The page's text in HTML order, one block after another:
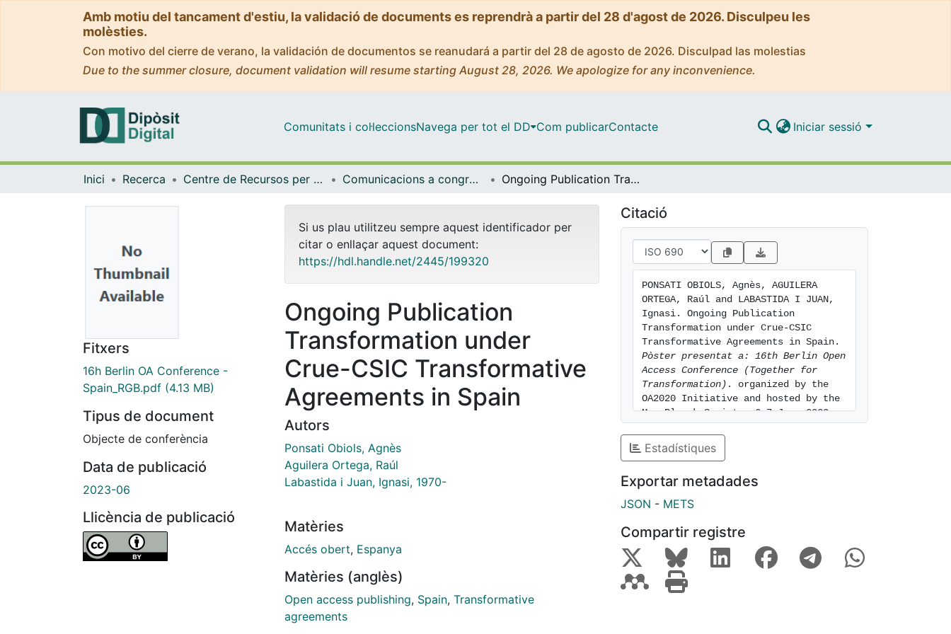
Amb motiu del tancament d'estiu, la validació de documents es reprendrà a partir del 28 d'agost de 2026. Disculpeu les
molèsties.
Con motivo del cierre de verano, la validación de documentos se reanudará a partir del 28 de agosto de 2026. Disculpad las molestias
Due to the summer closure, document validation will resume starting August 28, 2026. We apologize for any inconvenience.
Comunitats i col·leccionsNavega per tot el DD Com publicarContacte Iniciar sessió
Inici Recerca Centre de Recursos per a l'Aprenentatge i la Investigació (CRAI-UB) Comunicacions a congressos / Jornades / Presentacions (CRAI-UB) Ongoing Publication Transformation under Crue-CSIC Transformative Agreements in Spain
Fitxers
16h Berlin OA Conference -
Spain_RGB.pdf (4.13 MB)
Tipus de document
Objecte de conferència
Data de publicació
2023-06
Llicència de publicació
Si us plau utilitzeu sempre aquest identificador per
citar o enllaçar aquest document:
https://hdl.handle.net/2445/199320
Ongoing Publication
Transformation under
Crue-CSIC Transformative
Agreements in Spain
Autors
Ponsati Obiols, Agnès
Aguilera Ortega, Raúl
Labastida i Juan, Ignasi, 1970-
Matèries
Accés obert, Espanya
Matèries (anglès)
Open access publishing, Spain, Transformative
agreements
Citació
PONSATI OBIOLS, Agnès, AGUILERA
ORTEGA, Raúl and LABASTIDA I JUAN,
Ignasi. Ongoing Publication
Transformation under Crue-CSIC
Pòster presentat a: 16th Berlin Open
Access Conference (Together for
Transformation) . organized by the
OA2020 Initiative and hosted by the
Max Planck Society. 6-7 June 2023.
[consulted: 7 of August of 2026].
Available at:
Estadístiques
Exportar metadades
JSON - METS
Compartir registre